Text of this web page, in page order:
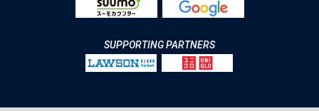
SUPPORTING PARTNERS